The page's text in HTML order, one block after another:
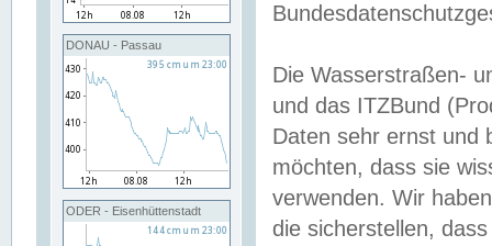
DONAU - Passau
ODER - Eisenhüttenstadt
Die Wasserstraßen-
und das ITZBund
Daten sehr ernst und
möchten, dass sie
verwenden. Wir
die sicherstellen,